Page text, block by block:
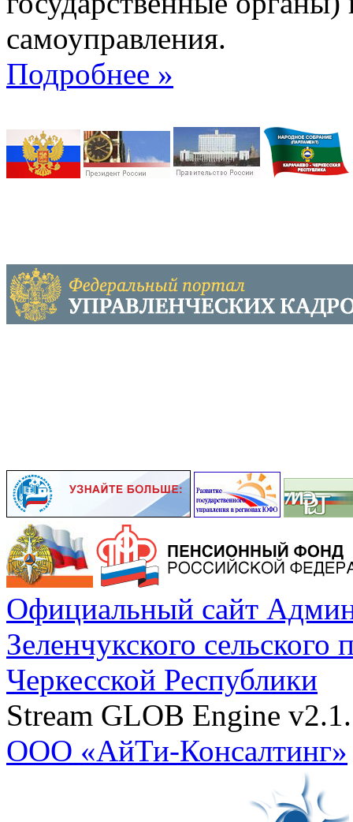
самоуправления.
Подробнее »
Официальный сайт
Зеленчукского сельского
Черкесской Республики
Stream GLOB Engine v2.1.
ООО «АйТи-Консалтинг»